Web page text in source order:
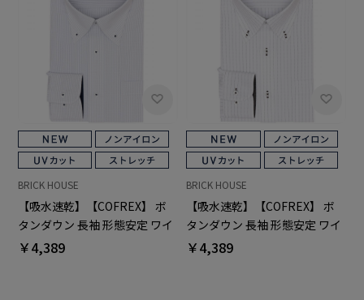
BRICK HOUSE
【吸水速乾】【COFREX】 ボ
タンダウン 長袖 形態安定 ワイ
シャツ
￥4,389
BRICK HOUSE
【吸水速乾】【COFREX】 ボ
タンダウン 長袖 形態安定 ワイ
シャツ
￥4,389